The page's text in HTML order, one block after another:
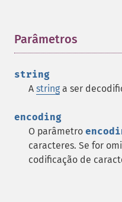
Parâmetros
string
A string a ser
encoding
O parâmetro
caracteres. Se for
codificação de